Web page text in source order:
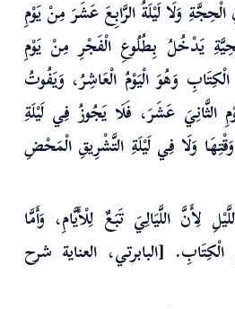
وَلَا لَيْلَةُ الرَّابِعَ عَشَرَ مِنْ يَوْمِ
يَدْخُلُ بِطُلُوعِ الْفَجْرِ مِنْ يَوْمِ
وَهُوَ الْيَوْمُ الْعَاشِرُ، وَيَفُوتُ
عَشَرَ، فَلَا يَجُوزُ فِي لَيْلَةِ
وَقْتِهَا وَلَا فِي لَيْلَةِ التَّشْرِيقِ الْمَحْضِ
لِأَنَّ اللَّيَالِيَ تَبَعٌ لِلْأَيَّامِ، وَأَمَّا
[البابرتي، العناية شرح